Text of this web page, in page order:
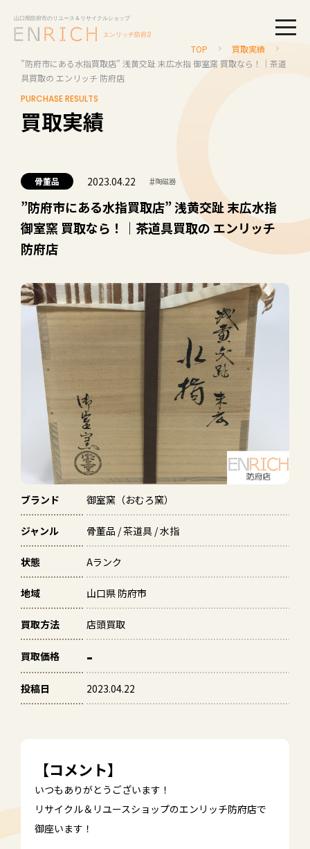
TOP
買取実績
”防府市にある水指買取店” 浅黄交趾 末広水指 御室窯 買取なら！｜茶道
具買取の エンリッチ 防府店
PURCHASE RESULTS
買取実績
骨董品 2023.04.22 #陶磁器
”防府市にある水指買取店” 浅黄交趾 末広水指
御室窯 買取なら！｜茶道具買取の エンリッチ
防府店
ブランド 御室窯（おむろ窯）
ジャンル 骨董品 / 茶道具 / 水指
状態 Aランク
地域 山口県 防府市
買取方法 店頭買取
買取価格 -
投稿日 2023.04.22
【コメント】
いつもありがとうございます！
リサイクル＆リユースショップのエンリッチ防府店で
御座います！